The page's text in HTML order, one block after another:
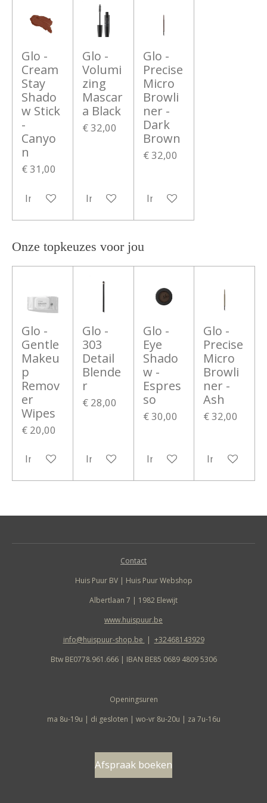
Glo -
Cream
Stay
Shado
w Stick
-
Canyo
n
€ 31,00
In winkelwagen
Glo -
Volumi
zing
Mascar
a Black
€ 32,00
In winkelwagen
Glo -
Precise
Micro
Browli
ner -
Dark
Brown
€ 32,00
In winkelwagen
Onze topkeuzes voor jou
Glo -
Gentle
Makeu
p
Remov
er
Wipes
€ 20,00
In winkelwagen
Glo -
303
Detail
Blende
r
€ 28,00
In winkelwagen
Glo -
Eye
Shado
w -
Espres
so
€ 30,00
In winkelwagen
Glo -
Precise
Micro
Browli
ner -
Ash
€ 32,00
In
Contact
Huis Puur BV | Huis Puur Webshop
Albertlaan 7 | 1982 Elewijt
www.huispuur.be
info@huispuur-shop.be | +32468143929
Btw BE0778.961.666 | IBAN BE85 0689 4809 5306
Openingsuren
ma 8u-19u | di gesloten | wo-vr 8u-20u | za 7u-16u
Afspraak boeken